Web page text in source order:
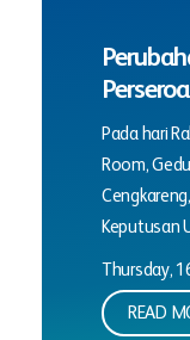
Pada hari
Room,
Keputusan
Thursday,
READ